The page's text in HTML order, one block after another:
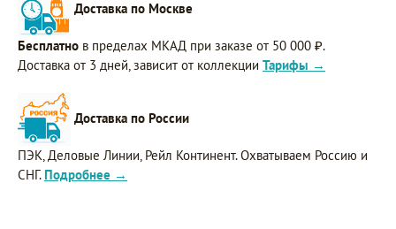
Доставка по Москве
Бесплатно в пределах МКАД при заказе от 50 000 ₽.
Доставка от 3 дней, зависит от коллекции Тарифы →
Доставка по России
ПЭК, Деловые Линии, Рейл Континент. Охватываем Россию и
СНГ. Подробнее →